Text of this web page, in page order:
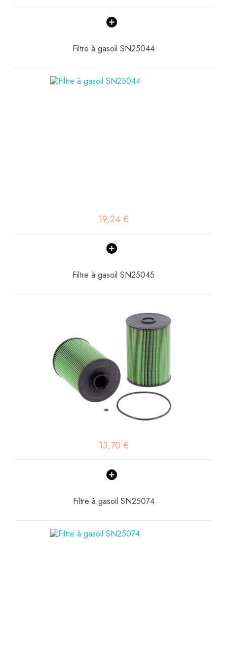
Filtre à gasoil SN25044
19,24 €
Filtre à gasoil SN25045
13,70 €
Filtre à gasoil SN25074